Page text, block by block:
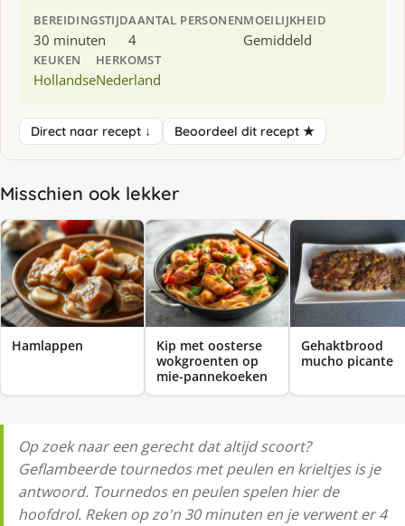
BEREIDINGSTIJD
30 minuten
AANTAL PERSONEN
4
MOEILIJKHEID
Gemiddeld
KEUKEN
Hollandse
HERKOMST
Nederland
Direct naar recept ↓ Beoordeel dit recept ★
Misschien ook lekker
Hamlappen
Kip met oosterse
wokgroenten op
mie-pannekoeken
Gehaktbrood
mucho picante
Op zoek naar een gerecht dat altijd scoort?
Geflambeerde tournedos met peulen en krieltjes is je
antwoord. Tournedos en peulen spelen hier de
hoofdrol. Reken op zo'n 30 minuten en je verwent er 4